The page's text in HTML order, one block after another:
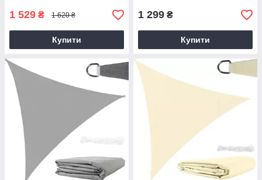
1 529 ₴ 1 620 ₴
Купити
1 299 ₴
Купити